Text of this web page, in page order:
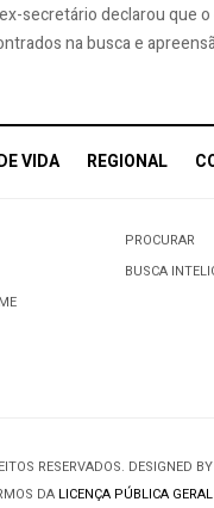
secretário declarou que
na busca e
VIDA REGIONAL
PROCURAR
BUSCA
RESERVADOS. DESIGNED BY
DA LICENÇA PÚBLICA